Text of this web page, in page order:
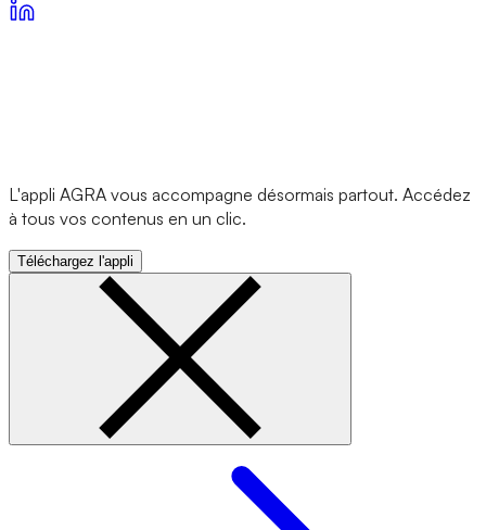
L'appli AGRA vous accompagne désormais partout. Accédez
à tous vos contenus en un clic.
Téléchargez l'appli